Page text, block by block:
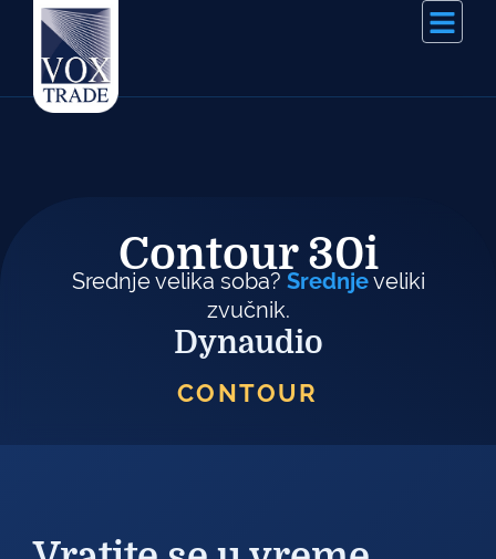
Contour 30i
Srednje velika soba? Srednjeveliki
zvučnik.
Dynaudio
CONTOUR